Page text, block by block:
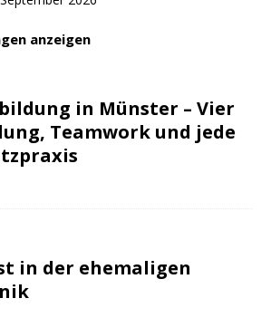
anzeigen
in Münster – Vier
Teamwork und jede
in der ehemaligen